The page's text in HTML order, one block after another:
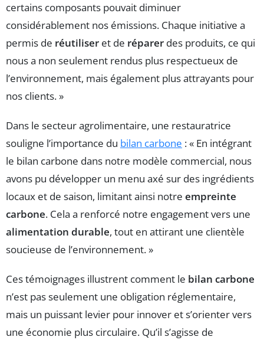
certains composants pouvait diminuer
considérablement nos émissions. Chaque initiative a
permis de réutiliser et de réparer des produits, ce qui
nous a non seulement rendus plus respectueux de
l’environnement, mais également plus attrayants pour
nos clients. »
Dans le secteur agrolimentaire, une restauratrice
souligne l’importance du bilan carbone : « En intégrant
le bilan carbone dans notre modèle commercial, nous
avons pu développer un menu axé sur des ingrédients
locaux et de saison, limitant ainsi notre empreinte
carbone. Cela a renforcé notre engagement vers une
alimentation durable, tout en attirant une clientèle
soucieuse de l’environnement. »
Ces témoignages illustrent comment le bilan carbone
n’est pas seulement une obligation réglementaire,
mais un puissant levier pour innover et s’orienter vers
une économie plus circulaire. Qu’il s’agisse de